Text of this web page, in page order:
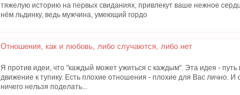
тяжелую историю на первых свиданиях, привлекут ваше нежное
нём льдинку, ведь мужчина, умеющий гордо
Отношения, как и любовь, либо случаются, либо нет
Я против идеи, что "каждый может ужиться с каждым". Эта идея - путь
движение к тупику. Есть плохие отношения - плохие для Вас лично. И
ничего нельзя поделать...